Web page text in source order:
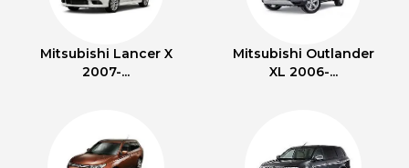
Mitsubishi Lancer X
2007-...
Mitsubishi Outlander
XL 2006-...